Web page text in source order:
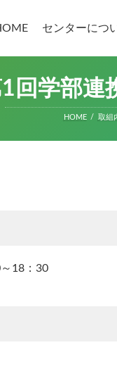
センターにつ
回学部連
HOME 取組
18：30